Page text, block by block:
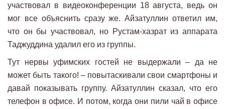
участвовал в видеоконференции 18 августа, ведь он
мог все объяснить сразу же. Айзатуллин ответил им,
что он бы участвовал, но Рустам-хазрат из аппарата
Таджуддина удалил его из группы.
Тут нервы уфимских гостей не выдержали – да не
может быть такого! – повытаскивали свои смартфоны и
давай показывать группу. Айзатуллин сказал, что его
телефон в офисе. И потом, когда они пили чай в офисе